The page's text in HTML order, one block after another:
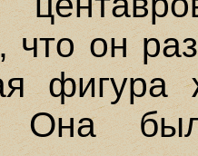
что он
Она